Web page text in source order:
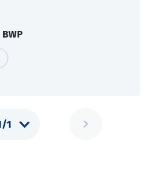
BWP